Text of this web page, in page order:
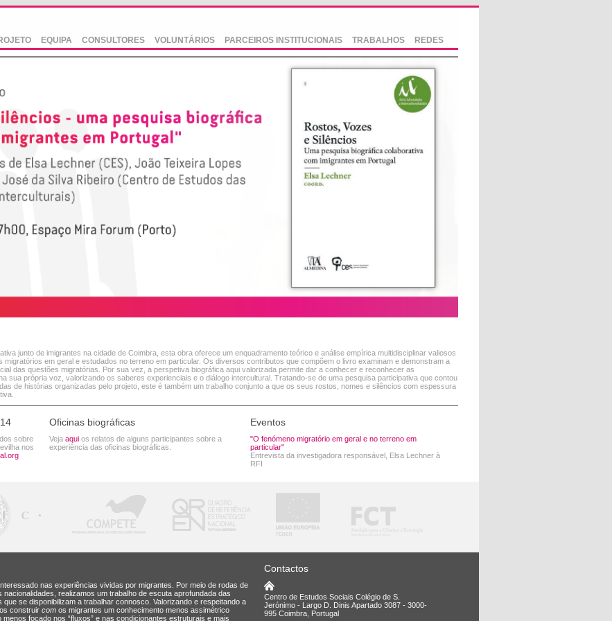
EQUIPA CONSULTORES VOLUNTÁRIOS PARCEIROS INSTITUCIONAIS TRABALHOS REDES
junto de imigrantes na cidade de Coimbra, esta obra oferece um enquadramento teórico e análise empírica multidisciplinar valiosos
em geral e estudados no terreno em particular. Os diversos contributos que compõem o livro examinam e demonstram a
das questões migratórias. Por sua vez, a perspetiva biográfica aqui valorizada permite dar a conhecer e reconhecer as
sua própria voz, valorizando os saberes experienciais e o diálogo intercultural. Tratando-se de uma pesquisa participativa que contou
de histórias organizadas pelo projeto, este é também um trabalho conjunto a que os seus rostos, nomes e silêncios com espessura
sobre
nos
Oficinas biográficas
Veja aqui os relatos de alguns participantes sobre a
experiência das oficinas biográficas.
Eventos
"O fenómeno migratório em geral e no terreno em
particular"
Entrevista da investigadora responsável, Elsa Lechner à
RFI
nas experiências vividas por migrantes. Por meio de rodas de
realizamos um trabalho de escuta aprofundada das
se disponibilizam a trabalhar connosco. Valorizando e respeitando a
construir com os migrantes um conhecimento menos assimétrico
focado nos “fluxos” e nas condicionantes estruturais e mais
Contactos
Centro de Estudos Sociais Colégio de S.
Jerónimo - Largo D. Dinis Apartado 3087 - 3000-
995 Coimbra, Portugal